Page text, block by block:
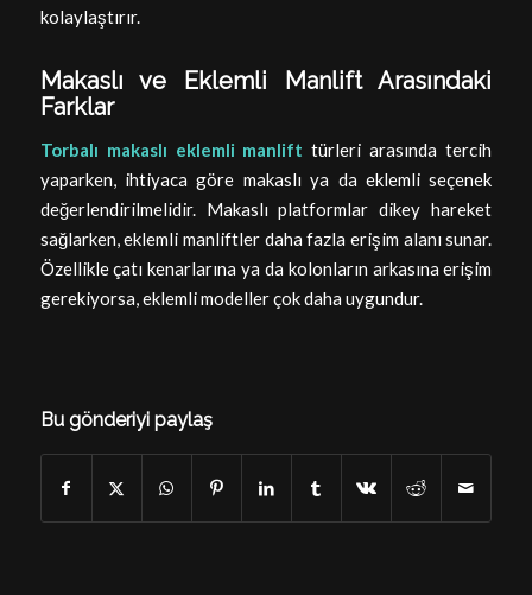
kolaylaştırır.
Makaslı ve Eklemli Manlift Arasındaki
Farklar
Torbalı makaslı eklemli manlift türleri arasında tercih
yaparken, ihtiyaca göre makaslı ya da eklemli seçenek
değerlendirilmelidir. Makaslı platformlar dikey hareket
sağlarken, eklemli manliftler daha fazla erişim alanı sunar.
Özellikle çatı kenarlarına ya da kolonların arkasına erişim
gerekiyorsa, eklemli modeller çok daha uygundur.
Bu gönderiyi paylaş